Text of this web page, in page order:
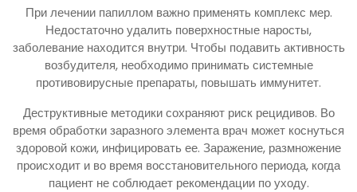
При лечении папиллом важно применять комплекс мер.
Недостаточно удалить поверхностные наросты,
заболевание находится внутри. Чтобы подавить активность
возбудителя, необходимо принимать системные
противовирусные препараты, повышать иммунитет.
Деструктивные методики сохраняют риск рецидивов. Во
время обработки заразного элемента врач может коснуться
здоровой кожи, инфицировать ее. Заражение, размножение
происходит и во время восстановительного периода, когда
пациент не соблюдает рекомендации по уходу.